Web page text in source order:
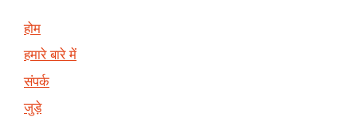
होम
हमारे बारे में
संपर्क
जुड़े